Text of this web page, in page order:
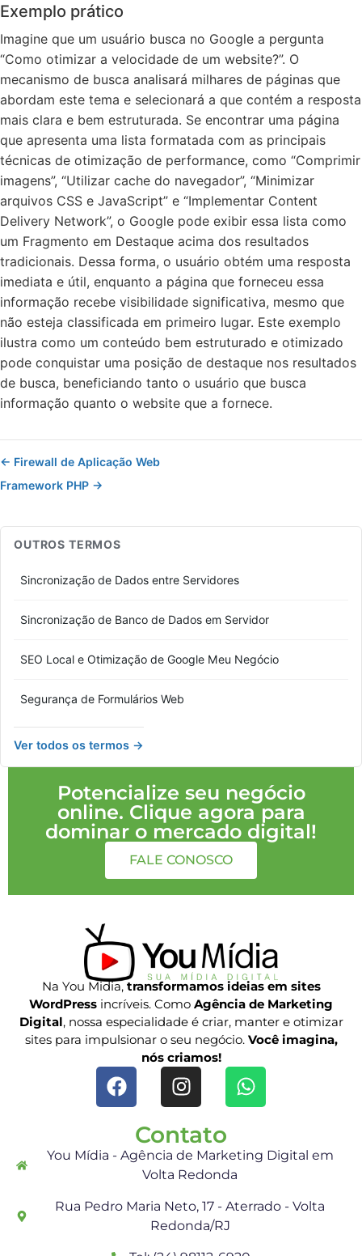
Exemplo prático
Imagine que um usuário busca no Google a pergunta
“Como otimizar a velocidade de um website?”. O
mecanismo de busca analisará milhares de páginas que
abordam este tema e selecionará a que contém a resposta
mais clara e bem estruturada. Se encontrar uma página
que apresenta uma lista formatada com as principais
técnicas de otimização de performance, como “Comprimir
imagens”, “Utilizar cache do navegador”, “Minimizar
arquivos CSS e JavaScript” e “Implementar Content
Delivery Network”, o Google pode exibir essa lista como
um Fragmento em Destaque acima dos resultados
tradicionais. Dessa forma, o usuário obtém uma resposta
imediata e útil, enquanto a página que forneceu essa
informação recebe visibilidade significativa, mesmo que
não esteja classificada em primeiro lugar. Este exemplo
ilustra como um conteúdo bem estruturado e otimizado
pode conquistar uma posição de destaque nos resultados
de busca, beneficiando tanto o usuário que busca
informação quanto o website que a fornece.
← Firewall de Aplicação Web
Framework PHP →
OUTROS TERMOS
Sincronização de Dados entre Servidores
Sincronização de Banco de Dados em Servidor
SEO Local e Otimização de Google Meu Negócio
Segurança de Formulários Web
Ver todos os termos →
Potencialize seu negócio
online. Clique agora para
dominar o mercado digital!
FALE CONOSCO
Na You Midia,transformamos ideias em sites
WordPress incríveis. Como Agência de Marketing
Digital, nossa especialidade é criar, manter e otimizar
sites para impulsionar o seu negócio. Você imagina,
nós criamos!
Contato
You Mídia - Agência de Marketing Digital em
Volta Redonda
Rua Pedro Maria Neto, 17 - Aterrado - Volta
Redonda/RJ